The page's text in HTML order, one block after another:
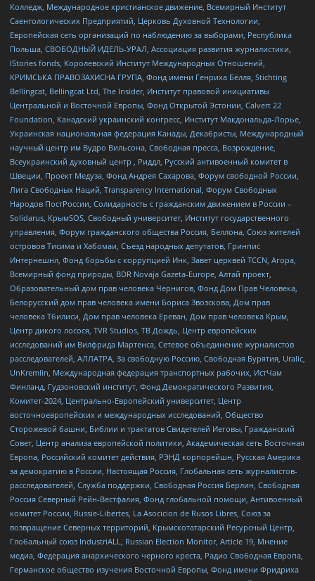
Колледж, Международное христианское движение, Всемирный Институт
Саентологических Предприятий, Церковь Духовной Технологии,
Европейская сеть организаций по наблюдению за выборами, Республика
Польша, СВОБОДНЫЙ ИДЕЛЬ-УРАЛ, Ассоциация развития журналистики,
IStories fonds, Королевский Институт Международных Отношений,
КРИМСЬКА ПРАВОЗАХИСНА ГРУПА, Фонд имени Генриха Бёлля, Stichting
Bellingcat, Bellingcat Ltd, The Insider, Институт правовой инициативы
Центральной и Восточной Европы, Фонд Открытой Эстонии, Calvert 22
Foundation, Канадский украинский конгресс, Институт Макдональда-Лорье,
Украинская национальная федерация Канады, Декабристы, Международный
научный центр им Вудро Вильсона, Свободная пресса, Возрождение,
Всеукраинский духовный центр , Риддл, Русский антивоенный комитет в
Швеции, Проект Медуза, Фонд Андрея Сахарова, Форум свободной России,
Лига Свободных Наций, Transparеncy International, Форум Свободных
Народов ПостРоссии, Солидарность с гражданским движением в России –
Solidarus, КрымSOS, Свободный университет, Институт государственного
управления, Форум гражданского общества Россия, Беллона, Союз жителей
островов Тисима и Хабомаи, Съезд народных депутатов, Гринпис
Интернешнл, Фонд борьбы с коррупцией Инк, Завет церквей TCCN, Агора,
Всемирный фонд природы, BDR Novaja Gazeta-Europe, Алтай проект,
Образовательный дом прав человека Чернигов, Фонд Дом Прав Человека,
Белорусский дом прав человека имени Бориса Звозскова, Дом прав
человека Тбилиси, Дом прав человека Ереван, Дом прав человека Крым,
Центр дикого лосося, TVR Studios, ТВ Дождь, Центр европейских
исследований им Вилфрида Мартенса, Сетевое объединение журналистов
расследователей, АЛЛАТРА, За свободную Россию, Свободная Бурятия, Uralic,
UnKremlin, Международная федерация транспортных рабочих, ИстЧам
Финланд, Гудзоновский институт, Фонд Демократического Развития,
Комитет-2024, Центрально-Европейский университет, Центр
восточноевропейских и международных исследований, Общество
Сторожевой башни, Библии и трактатов Свидетелей Иеговы, Гражданский
Совет, Центр анализа европейской политики, Академическая сеть Восточная
Европа, Российский комитет действия, РЭНД корпорейшн, Русская Америка
за демократию в России, Настоящая Россия, Глобальная сеть журналистов-
расследователей, Служба поддержки, Свободная Россия Берлин, Свободная
Россия Северный Рейн-Вестфалия, Фонд глобальной помощи, Антивоенный
комитет России, Russie-Libertes, La Asocicion de Rusos Libres, Союз за
возвращение Северных территорий, Крымскотатарский Ресурсный Центр,
Глобальный союз IndustriALL, Russian Election Monitor, Article 19, Мнение
медиа, Федерация анархического черного креста, Радио Свободная Европа,
Германское общество изучения Восточной Европы, Фонд имени Фридриха